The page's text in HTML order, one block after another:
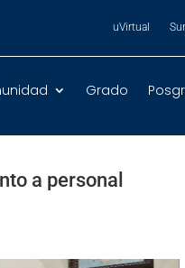
uVirtual
Grado
a personal